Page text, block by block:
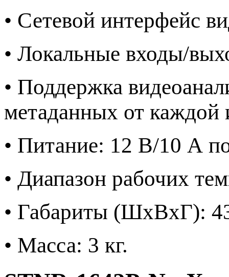
• Сетевой интерфейс
• Локальные входы/
• Поддержка
метаданных от
• Питание: 12 В/10 А
• Диапазон рабочих
• Габариты (ШxВxГ):
• Масса: 3 кг.